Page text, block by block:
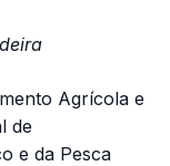
Agrícola e
de
e da Pesca